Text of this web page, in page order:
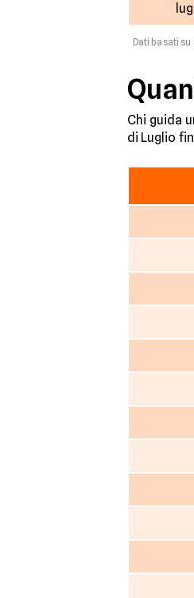
Dati basati
Chi guida
di Luglio